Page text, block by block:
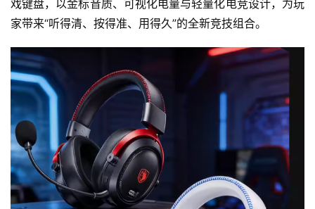
戏键盘，以金标音质、可视化电量与轻量化电竞设计，为玩
家带来“听得清、按得准、用得久”的全新竞技组合。